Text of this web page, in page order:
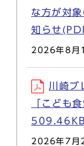
な方が対
知らせ
2026年8月
川崎ブ
「こども
2026年7月